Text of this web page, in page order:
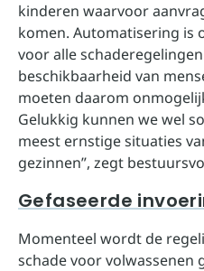
kinderen waarvoor
komen. Automatisering is
voor alle
beschikbaarheid van
moeten daarom
Gelukkig kunnen we wel
meest ernstige situaties
gezinnen”, zegt
Gefaseerde
Momenteel wordt de
schade voor volwassenen